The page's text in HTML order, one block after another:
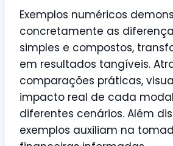
Exemplos numéricos
concretamente as
simples e compostos,
em resultados tangíveis.
comparações práticas,
impacto real de cada
diferentes cenários. Além
exemplos auxiliam na